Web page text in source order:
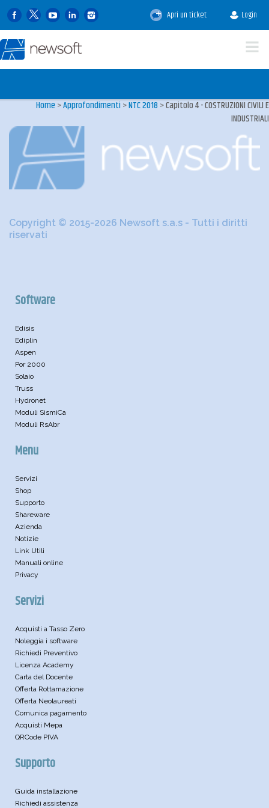
Apri un ticket Login
Home >Approfondimenti >NTC 2018 >Capitolo 4 - COSTRUZIONI CIVILI E
INDUSTRIALI
Copyright © 2015-2026 Newsoft s.a.s - Tutti i diritti
riservati
Software
Edisis
Ediplin
Aspen
Por 2000
Solaio
Truss
Hydronet
Moduli SismiCa
Moduli RsAbr
Menu
Servizi
Shop
Supporto
Shareware
Azienda
Notizie
Link Utili
Manuali online
Privacy
Servizi
Acquisti a Tasso Zero
Noleggia i software
Richiedi Preventivo
Licenza Academy
Carta del Docente
Offerta Rottamazione
Offerta Neolaureati
Comunica pagamento
Acquisti Mepa
QRCode PIVA
Supporto
Guida installazione
Richiedi assistenza